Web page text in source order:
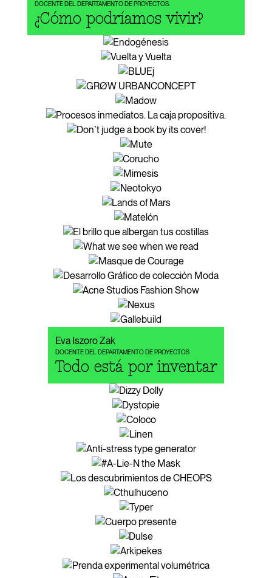
DOCENTE DEL DEPARTAMENTO DE PROYECTOS.
¿Cómo podríamos vivir?
Eva Iszoro Zak
DOCENTE DEL DEPARTAMENTO DE PROYECTOS
Todo está por inventar